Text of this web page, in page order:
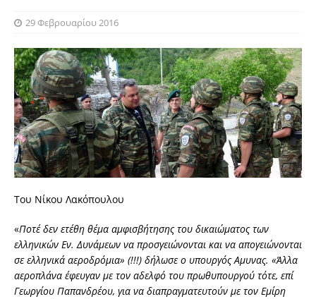
29 Φεβρουαρίου 2016
Του Νίκου Λακόπουλου
«Ποτέ δεν ετέθη θέμα αμφισβήτησης του δικαιώματος των
ελληνικών Εν. Δυνάμεων να προσγειώνονται και να απογειώνονται
σε ελληνικά αεροδρόμια» (!!!) δήλωσε ο υπουργός Αμυνας. «Άλλα
αεροπλάνα έφευγαν με τον αδελφό του πρωθυπουργού τότε, επί
Γεωργίου Παπανδρέου, για να διαπραγματευτούν με τον Εμίρη